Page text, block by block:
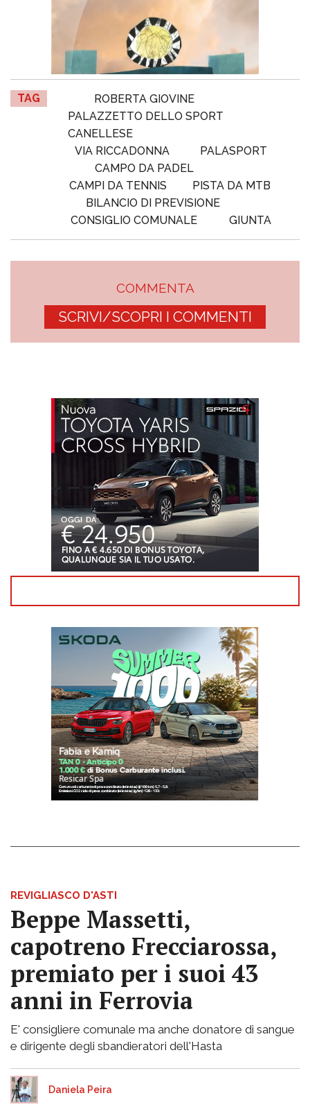
TAG
ROBERTA GIOVINE
PALAZZETTO DELLO SPORT
CANELLESE
VIA RICCADONNA
PALASPORT
CAMPO DA PADEL
CAMPI DA TENNIS
PISTA DA MTB
BILANCIO DI PREVISIONE
CONSIGLIO COMUNALE
GIUNTA
COMMENTA
SCRIVI/SCOPRI I COMMENTI
REVIGLIASCO D'ASTI
Beppe Massetti,
capotreno Frecciarossa,
premiato per i suoi 43
anni in Ferrovia
E' consigliere comunale ma anche donatore di sangue
e dirigente degli sbandieratori dell'Hasta
Daniela Peira